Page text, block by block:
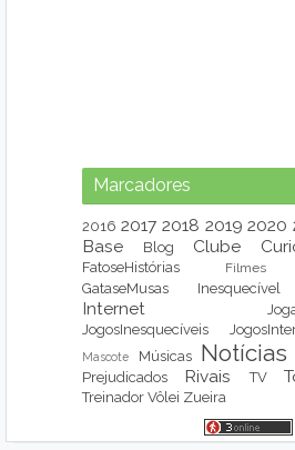
Marcadores
2016 2017 2018 2019 2020
Base
Blog Clube
FatoseHistórias
Filmes
GataseMusas Inesquecível
Internet
JogosInesquecíveis
Mascote Músicas Notícias
Prejudicados Rivais TV
Treinador Vôlei Zueira